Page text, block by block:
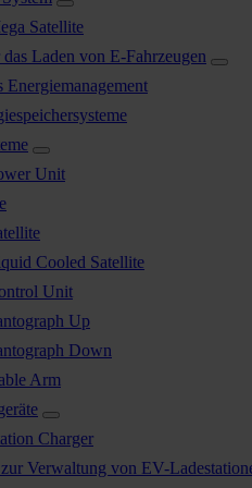
Satellite
Laden von E-Fahrzeugen
Energiemanagement
Unit
Cooled Satellite
Unit
Up
Down
Arm
Charger
Verwaltung von EV-